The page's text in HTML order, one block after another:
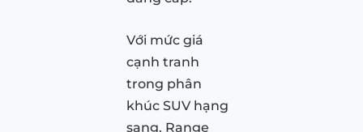
Với mức giá
cạnh tranh
trong phân
khúc SUV hạng
sang, Range